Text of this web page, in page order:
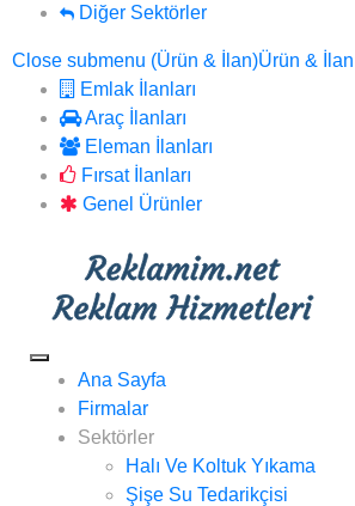
Diğer Sektörler
Close submenu (Ürün & İlan)Ürün & İlan
Emlak İlanları
Araç İlanları
Eleman İlanları
Fırsat İlanları
Genel Ürünler
Ana Sayfa
Firmalar
Sektörler
Halı Ve Koltuk Yıkama
Şişe Su Tedarikçisi